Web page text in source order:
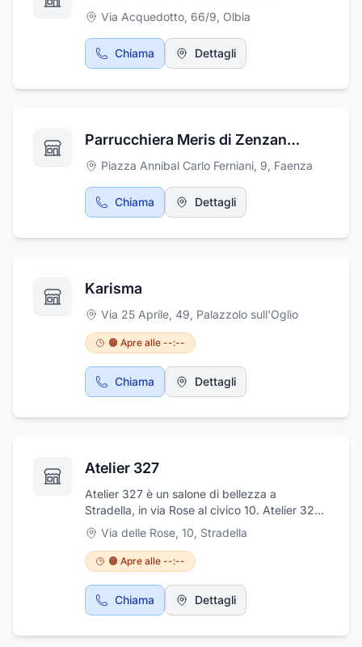
Via Acquedotto, 66/9, Olbia
Chiama Dettagli
Parrucchiera Meris di Zenzani Meris
Piazza Annibal Carlo Ferniani, 9, Faenza
Chiama Dettagli
Karisma
Via 25 Aprile, 49, Palazzolo sull'Oglio
🟠 Apre alle --:--
Chiama Dettagli
Atelier 327
Atelier 327 è un salone di bellezza a
Stradella, in via Rose al civico 10. Atelier 327
è a vostra completa disposizione per
realizzare acconciature unisex, nails e molto
altro. Per qualsiasi informazione o per fissare
un appuntamento non esitate a contattare il
seguente recapito telefonico: 038540096
Via delle Rose, 10, Stradella
🟠 Apre alle --:--
Chiama Dettagli